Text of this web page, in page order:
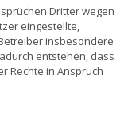
Dritter wegen
eingestellte,
insbesondere
entstehen, dass
Rechte in Anspruch